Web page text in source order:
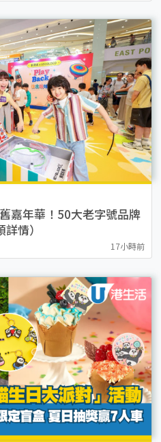
嘉年華！50大老字號品牌
情）
17小時前